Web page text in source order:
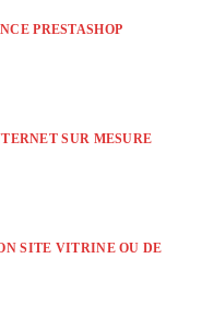
PRESTASHOP
SUR MESURE
SITE VITRINE OU DE